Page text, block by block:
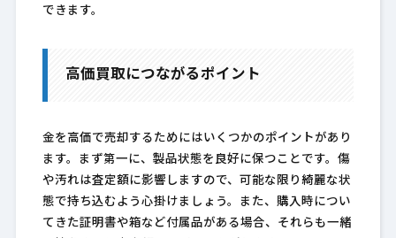
できます。
高価買取につながるポイント
金を高価で売却するためにはいくつかのポイントがあり
ます。まず第一に、製品状態を良好に保つことです。傷
や汚れは査定額に影響しますので、可能な限り綺麗な状
態で持ち込むよう心掛けましょう。また、購入時につい
てきた証明書や箱など付属品がある場合、それらも一緒